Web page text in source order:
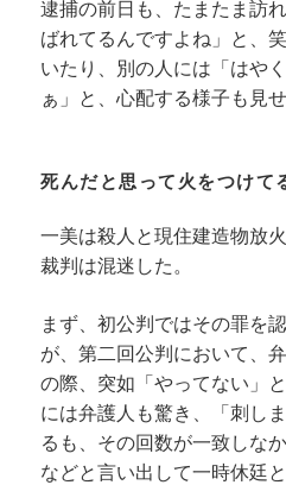
逮捕の前日も、たまたま訪
ばれてるんですよね」と、
いたり、別の人には「はや
ぁ」と、心配する様子も見せ
死んだと思って火をつけて
一美は殺人と現住建造物放
裁判は混迷した。
まず、初公判ではその罪を
が、第二回公判において、
の際、突如「やってない」
には弁護人も驚き、「刺し
るも、その回数が一致しな
などと言い出して一時休廷